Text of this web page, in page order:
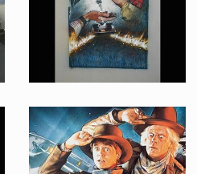
Peinture Originale de Drew Struzan pour une affiche alternative de Retour vers le Futur 2